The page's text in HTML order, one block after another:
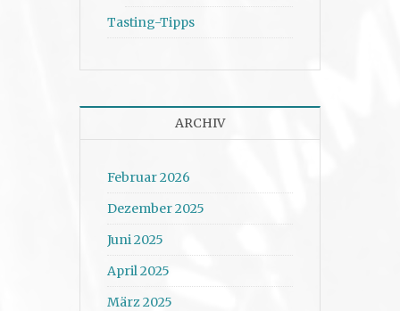
Tasting-Tipps
ARCHIV
Februar 2026
Dezember 2025
Juni 2025
April 2025
März 2025